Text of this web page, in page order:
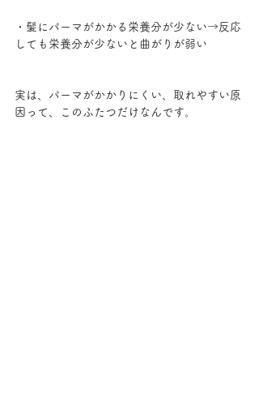
・髪にパーマがかかる栄養分が少ない→反応
しても栄養分が少ないと曲がりが弱い
実は、パーマがかかりにくい、取れやすい原
因って、このふたつだけなんです。